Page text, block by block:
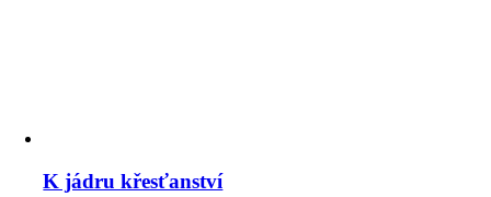
K jádru křesťanství